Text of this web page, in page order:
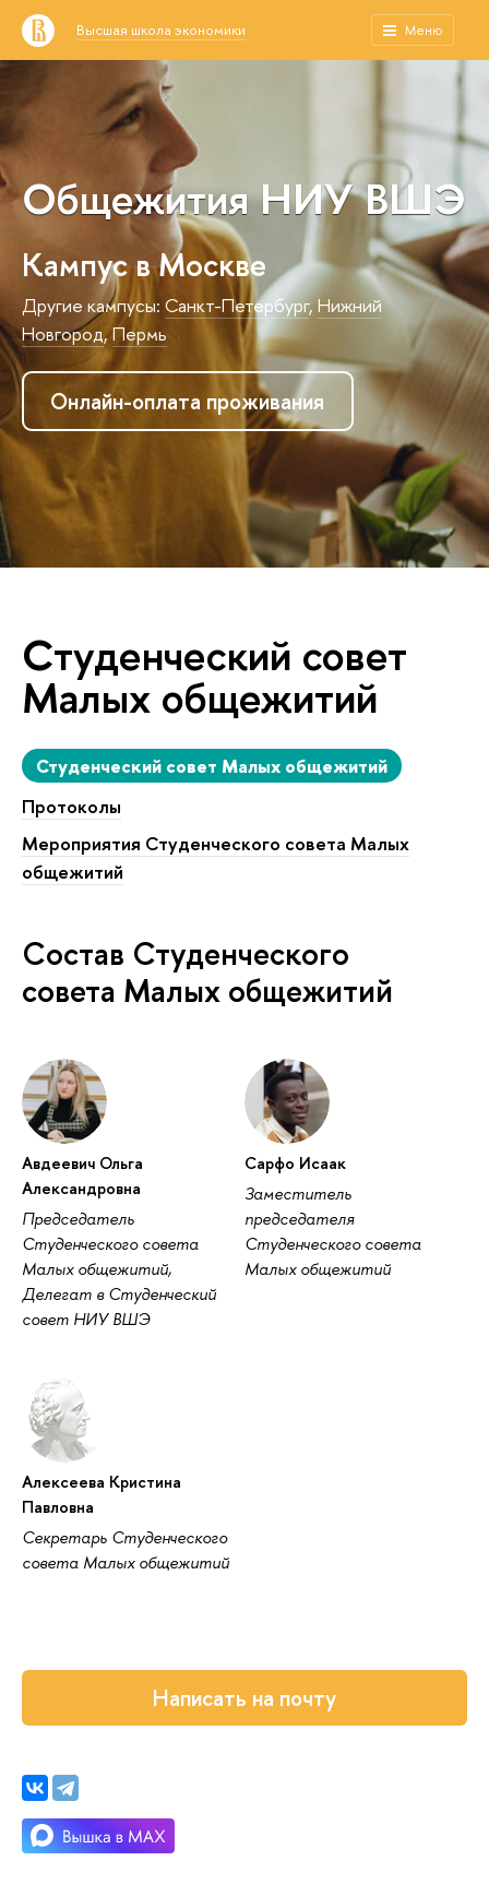
Высшая школа экономики Меню
Общежития НИУ ВШЭ
Кампус в Москве
Другие кампусы: Санкт-Петербург,Нижний
Новгород,Пермь
Онлайн-оплата проживания
Студенческий совет
Малых общежитий
Студенческий совет Малых общежитий
Протоколы
Мероприятия Студенческого совета Малых
общежитий
Состав Студенческого
совета Малых общежитий
Авдеевич Ольга
Александровна
Председатель
Студенческого совета
Малых общежитий,
Делегат в Студенческий
совет НИУ ВШЭ
Сарфо Исаак
Заместитель
председателя
Студенческого совета
Малых общежитий
Алексеева Кристина
Павловна
Секретарь Студенческого
совета Малых общежитий
Написать на почту